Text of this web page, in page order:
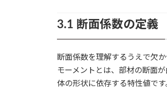
3.1 断面係数の定義
断面係数を理解するうえで欠
モーメントとは、部材の断面
体の形状に依存する特性値です